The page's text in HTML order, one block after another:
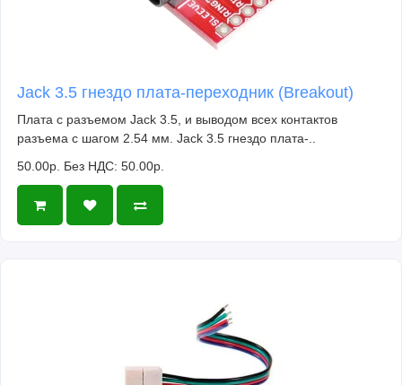
Jack 3.5 гнездо плата-переходник (Breakout)
Плата с разъемом Jack 3.5, и выводом всех контактов
разъема с шагом 2.54 мм. Jack 3.5 гнездо плата-..
50.00р. Без НДС: 50.00р.